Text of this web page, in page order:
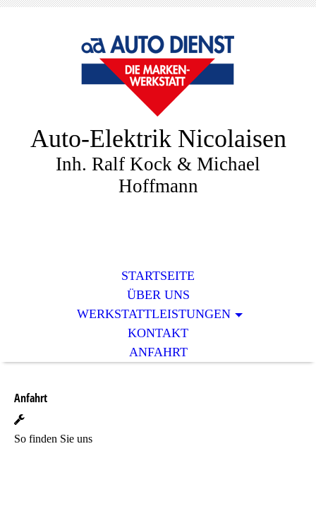
Auto-Elektrik Nicolaisen
Inh. Ralf Kock & Michael
Hoffmann
STARTSEITE
ÜBER UNS
WERKSTATTLEISTUNGEN
KONTAKT
ANFAHRT
Anfahrt
So finden Sie uns